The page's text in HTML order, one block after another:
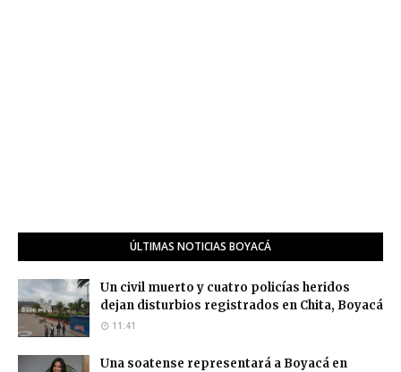
ÚLTIMAS NOTICIAS BOYACÁ
Un civil muerto y cuatro policías heridos
dejan disturbios registrados en Chita, Boyacá
11:41
Una soatense representará a Boyacá en